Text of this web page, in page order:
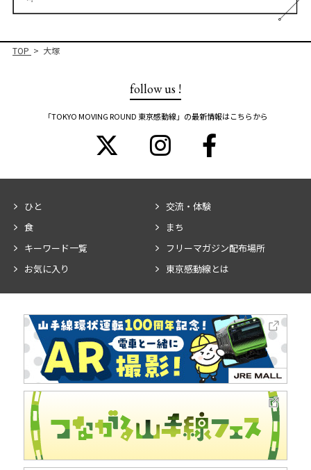
TOP 大塚
follow us !
「TOKYO MOVING ROUND 東京感動線」の最新情報はこちらから
ひと
交流・体験
食
まち
キーワード一覧
フリーマガジン配布場所
お気に入り
東京感動線とは